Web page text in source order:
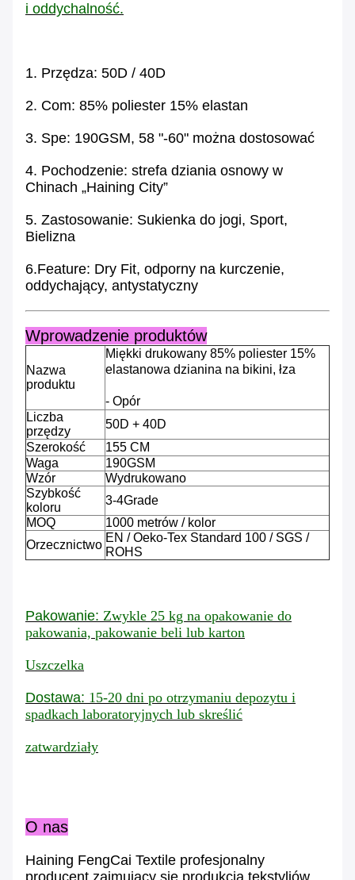
i oddychalność.
1. Przędza: 50D / 40D
2. Com: 85% poliester 15% elastan
3. Spe: 190GSM, 58 "-60" można dostosować
4. Pochodzenie: strefa dziania osnowy w
Chinach „Haining City”
5. Zastosowanie: Sukienka do jogi, Sport,
Bielizna
6.Feature: Dry Fit, odporny na kurczenie,
oddychający, antystatyczny
Wprowadzenie produktów
Nazwa
produktu
Miękki drukowany 85% poliester 15%
elastanowa dzianina na bikini, łza
- Opór
Liczba
przędzy
50D + 40D
Szerokość
155 CM
Waga
190GSM
Wzór
Wydrukowano
Szybkość
koloru
3-4Grade
MOQ
1000 metrów / kolor
Orzecznictwo
EN / Oeko-Tex Standard 100 / SGS /
ROHS
Pakowanie: Zwykle 25 kg na opakowanie do
pakowania, pakowanie beli lub karton
Uszczelka
Dostawa: 15-20 dni po otrzymaniu depozytu i
spadkach laboratoryjnych lub skreślić
zatwardziały
O nas
Haining FengCai Textile profesjonalny